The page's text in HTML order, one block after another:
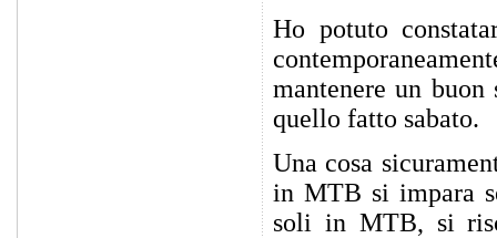
Ho potuto
mantenere un
quello fatto sabato.
Una cosa
in MTB si impara
soli in MTB, si